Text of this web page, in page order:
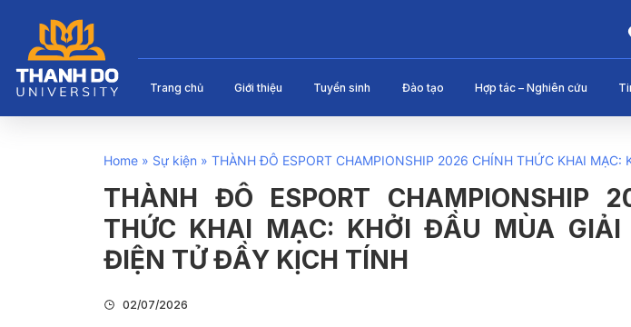
Trang chủ Giới thiệu Tuyển sinh Đào tạo Hợp tác – Nghiên cứu
Home » Sự kiện » THÀNH ĐÔ ESPORT CHAMPIONSHIP 2026 CHÍNH THỨC KHAI
THÀNH ĐÔ ESPORT CHAMPIONSHIP
THỨC KHAI MẠC: KHỞI ĐẦU MÙA GIẢI
ĐIỆN TỬ ĐẦY KỊCH TÍNH
02/07/2026